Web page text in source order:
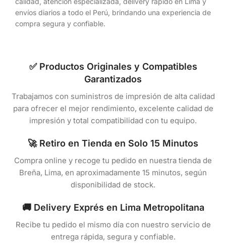
envíos diarios a todo el Perú, brindando una experiencia de
compra segura y confiable.
✅ Productos Originales y Compatibles
Garantizados
Trabajamos con suministros de impresión de alta calidad
para ofrecer el mejor rendimiento, excelente calidad de
impresión y total compatibilidad con tu equipo.
🚀 Retiro en Tienda en Solo 15 Minutos
Compra online y recoge tu pedido en nuestra tienda de
Breña, Lima, en aproximadamente 15 minutos, según
disponibilidad de stock.
🚚 Delivery Exprés en Lima Metropolitana
Recibe tu pedido el mismo día con nuestro servicio de
entrega rápida, segura y confiable.